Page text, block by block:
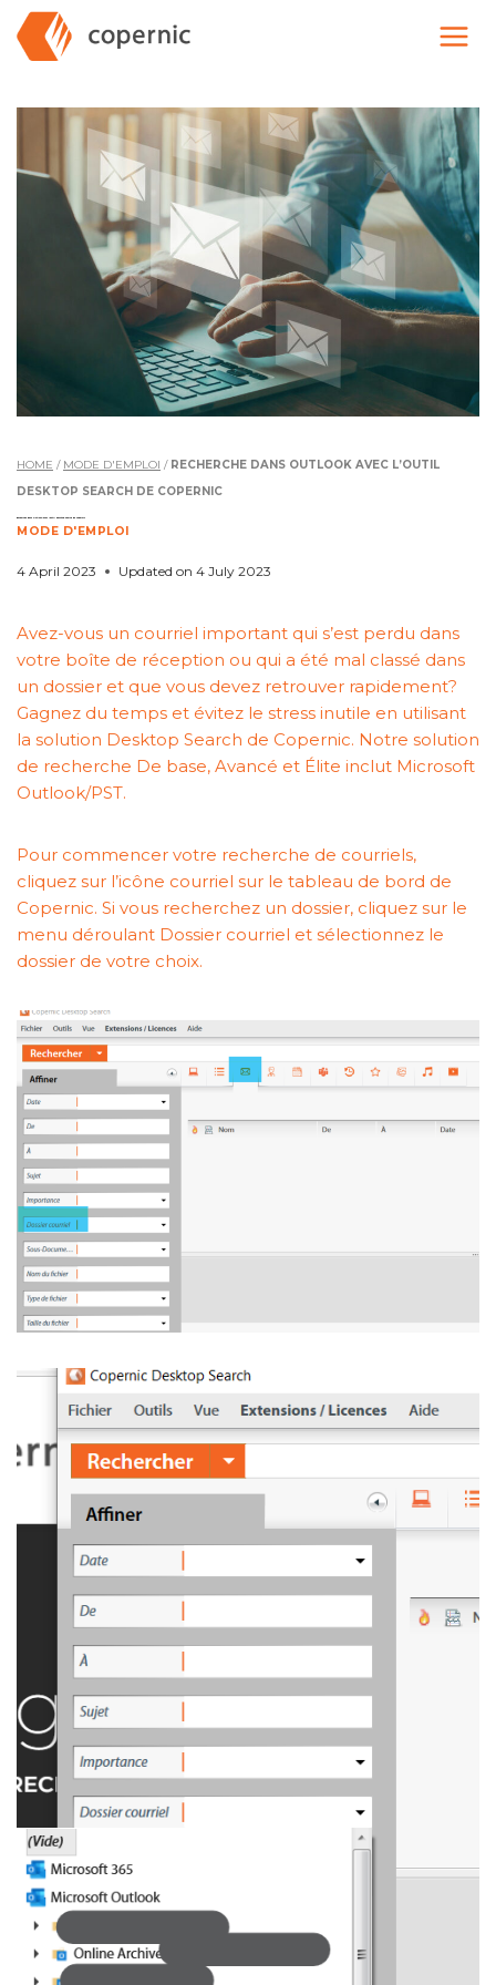
Skip
content
HOME / MODE D'EMPLOI / RECHERCHE DANS OUTLOOK AVEC L’OUTIL
DESKTOP SEARCH DE COPERNIC
MODE D'EMPLOI
4 April 2023 Updated on 4 July 2023
Avez-vous un courriel important qui s’est perdu dans
votre boîte de réception ou qui a été mal classé dans
un dossier et que vous devez retrouver rapidement?
Gagnez du temps et évitez le stress inutile en utilisant
la solution Desktop Search de Copernic. Notre solution
de recherche De base, Avancé et Élite inclut Microsoft
Outlook/PST.
Pour commencer votre recherche de courriels,
cliquez sur l’icône courriel sur le tableau de bord de
Copernic. Si vous recherchez un dossier, cliquez sur le
menu déroulant Dossier courriel et sélectionnez le
dossier de votre choix.